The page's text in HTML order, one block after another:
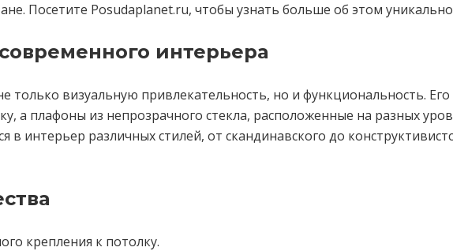
Посетите Posudaplanet.ru, чтобы узнать больше об этом
интерьера
только визуальную привлекательность, но и функциональность.
а плафоны из непрозрачного стекла, расположенные на разных
интерьер различных стилей, от скандинавского до
крепления к потолку.